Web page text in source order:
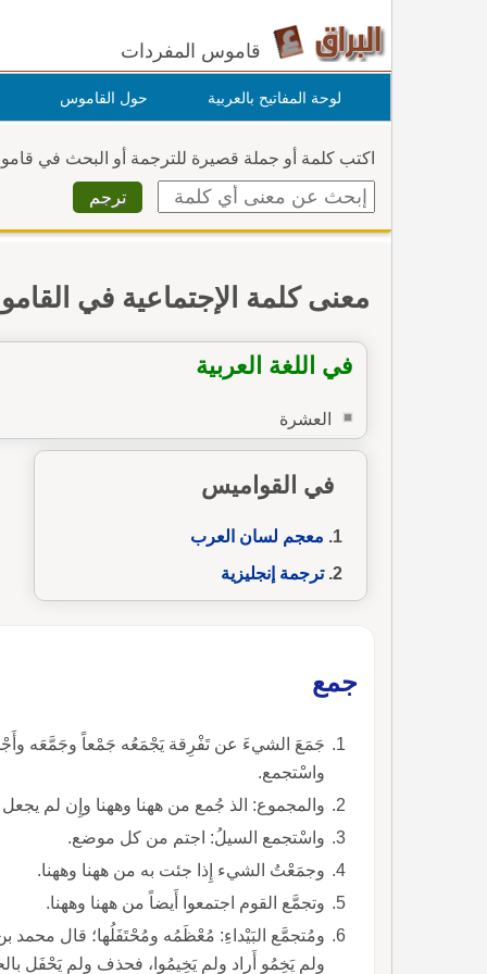
قاموس المفردات
لوحة المفاتيح بالعربية حول القاموس
اكتب كلمة أو جملة قصيرة للترجمة أو البحث في
معنى كلمة الإجتماعية في
في اللغة العربية
العشرة
في القواميس
معجم لسان العرب
ترجمة إنجليزية
جمع
جَمَعَ الشيءَ عن تَفْرِقة يَجْمَعُه جَمْعاً وجَمَّعَه
واسْتجمع.
والمجموع: الذ جُمع من ههنا وههنا وإِن لم يجعل كالشيء الواحد.
واسْتجمع السيلُ: اجتم من كل موضع.
وجمَعْتُ الشيء إِذا جئت به من ههنا وههنا.
وتجمَّع القوم اجتمعوا أَيضاً من ههنا وههنا.
ومُتجمَّع البَيْداءِ: مُعْظَمُه ومُحْتَفَلُها؛ قال محمد
ولم يَخِمُو أَراد ولم يَخِيمُوا، فحذف ولم يَحْفَل